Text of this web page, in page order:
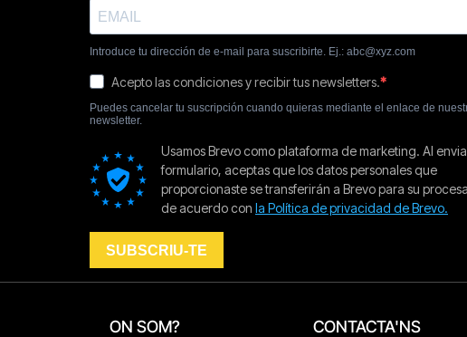
ON SOM? CONTACTA'NS